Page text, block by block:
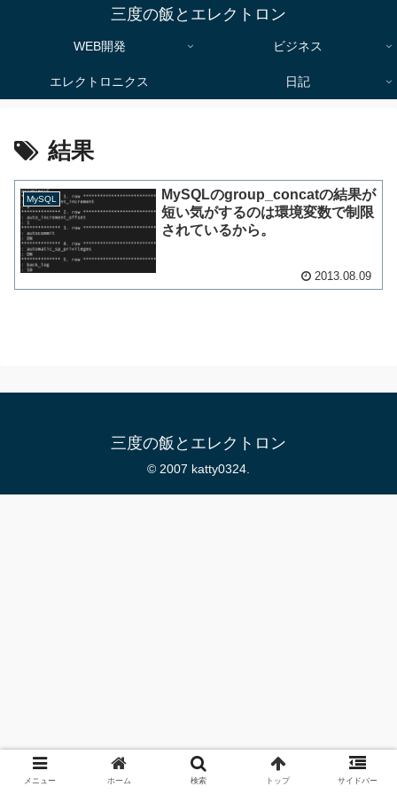
三度の飯とエレクトロン
WEB開発 ビジネス
エレクトロニクス 日記
結果
MySQL
MySQLのgroup_concatの結果が
短い気がするのは環境変数で制限
されているから。
2013.08.09
三度の飯とエレクトロン
© 2007 katty0324.
メニュー ホーム 検索 トップ サイドバー